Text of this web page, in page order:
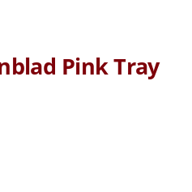
Pink Tray